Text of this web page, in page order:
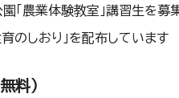
「農業体験教室」講習生を募
食育のしおり」を配布しています
料）